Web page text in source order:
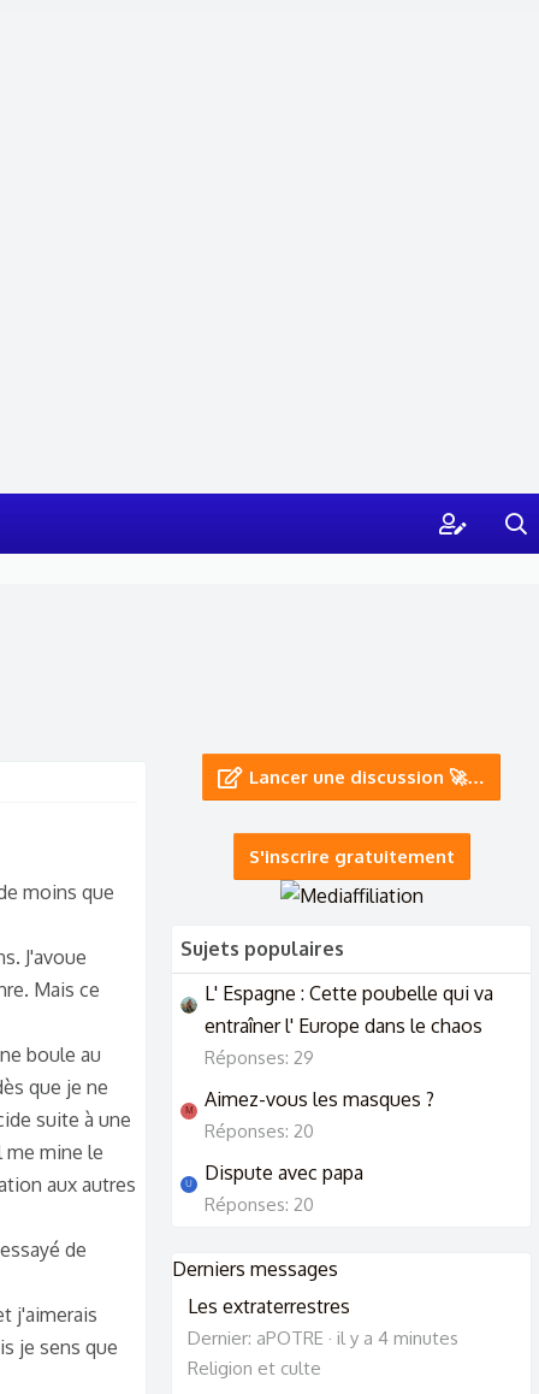
moins que
J'avoue
Mais ce
boule au
que je ne
suite à une
me mine le
aux autres
de
j'aimerais
je sens que
Lancer une discussion 🚀…
S'inscrire gratuitement
Sujets populaires
L' Espagne : Cette poubelle qui va
entraîner l' Europe dans le chaos
Réponses: 29
M Aimez-vous les masques ?
Réponses: 20
U Dispute avec papa
Réponses: 20
Derniers messages
Les extraterrestres
Dernier: aPOTRE
il y a 4 minutes
Religion et culte